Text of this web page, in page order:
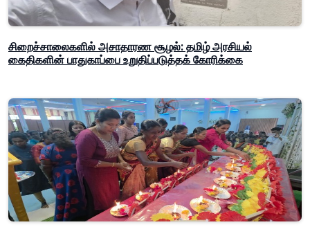
சிறைச்சாலைகளில் அசாதாரண சூழல்: தமிழ் அரசியல்
கைதிகளின் பாதுகாப்பை உறுதிப்படுத்தக் கோரிக்கை